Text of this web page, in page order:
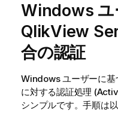
Windows ユ
QlikView
合の認証
Windows ユーザーに基
に対する認証処理
シンプルです。手順は